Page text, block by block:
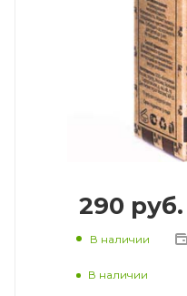
290 руб.
В наличии
В наличии